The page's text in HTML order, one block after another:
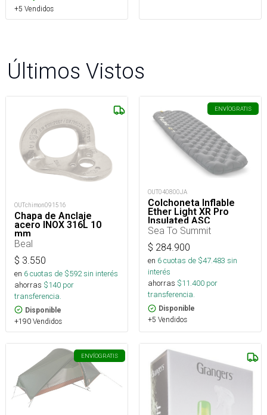
+5 Vendidos
Últimos Vistos
OUTchimon091516
Chapa de Anclaje
acero INOX 316L 10
mm
Beal
$ 3.550
en 6cuotas de $592sin interés
ahorras $140 por
transferencia.
Disponible
+190 Vendidos
ENVÍOGRATIS
OUT040800JA
Colchoneta Inflable
Ether Light XR Pro
Insulated ASC
Rect.Reg.Wide
Sea To Summit
$ 284.900
en 6cuotas de $47.483 sin
interés
ahorras $11.400 por
transferencia.
Disponible
+5 Vendidos
ENVÍOGRATIS